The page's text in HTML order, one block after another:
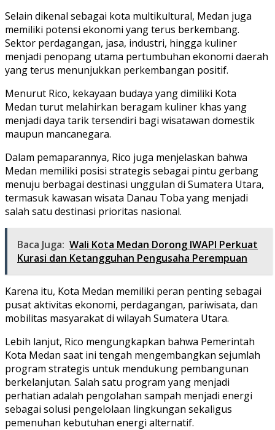
Selain dikenal sebagai kota multikultural, Medan juga
memiliki potensi ekonomi yang terus berkembang.
Sektor perdagangan, jasa, industri, hingga kuliner
menjadi penopang utama pertumbuhan ekonomi daerah
yang terus menunjukkan perkembangan positif.
Menurut Rico, kekayaan budaya yang dimiliki Kota
Medan turut melahirkan beragam kuliner khas yang
menjadi daya tarik tersendiri bagi wisatawan domestik
maupun mancanegara.
Dalam pemaparannya, Rico juga menjelaskan bahwa
Medan memiliki posisi strategis sebagai pintu gerbang
menuju berbagai destinasi unggulan di Sumatera Utara,
termasuk kawasan wisata Danau Toba yang menjadi
salah satu destinasi prioritas nasional.
Baca Juga: Wali Kota Medan Dorong IWAPI Perkuat
Kurasi dan Ketangguhan Pengusaha Perempuan
Karena itu, Kota Medan memiliki peran penting sebagai
pusat aktivitas ekonomi, perdagangan, pariwisata, dan
mobilitas masyarakat di wilayah Sumatera Utara.
Lebih lanjut, Rico mengungkapkan bahwa Pemerintah
Kota Medan saat ini tengah mengembangkan sejumlah
program strategis untuk mendukung pembangunan
berkelanjutan. Salah satu program yang menjadi
perhatian adalah pengolahan sampah menjadi energi
sebagai solusi pengelolaan lingkungan sekaligus
pemenuhan kebutuhan energi alternatif.